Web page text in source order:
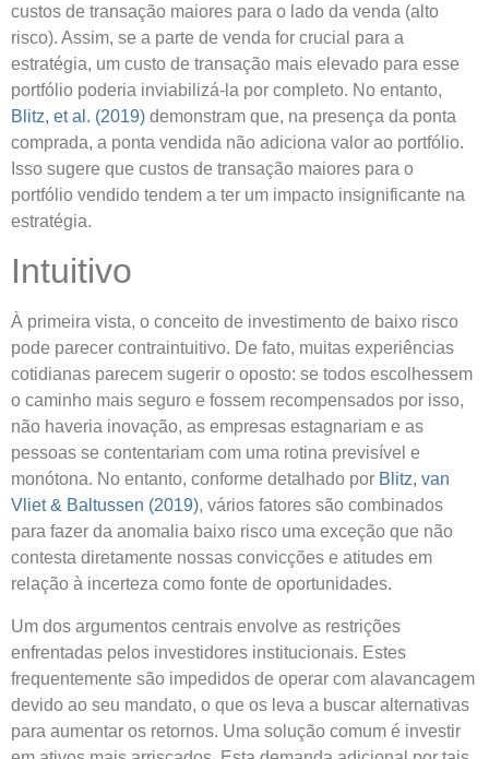
custos de transação maiores para o lado da venda (alto
risco). Assim, se a parte de venda for crucial para a
estratégia, um custo de transação mais elevado para esse
portfólio poderia inviabilizá-la por completo. No entanto,
Blitz, et al. (2019) demonstram que, na presença da ponta
comprada, a ponta vendida não adiciona valor ao portfólio.
Isso sugere que custos de transação maiores para o
portfólio vendido tendem a ter um impacto insignificante na
estratégia.
Intuitivo
À primeira vista, o conceito de investimento de baixo risco
pode parecer contraintuitivo. De fato, muitas experiências
cotidianas parecem sugerir o oposto: se todos escolhessem
o caminho mais seguro e fossem recompensados por isso,
não haveria inovação, as empresas estagnariam e as
pessoas se contentariam com uma rotina previsível e
monótona. No entanto, conforme detalhado por Blitz, van
Vliet & Baltussen (2019), vários fatores são combinados
para fazer da anomalia baixo risco uma exceção que não
contesta diretamente nossas convicções e atitudes em
relação à incerteza como fonte de oportunidades.
Um dos argumentos centrais envolve as restrições
enfrentadas pelos investidores institucionais. Estes
frequentemente são impedidos de operar com alavancagem
devido ao seu mandato, o que os leva a buscar alternativas
para aumentar os retornos. Uma solução comum é investir